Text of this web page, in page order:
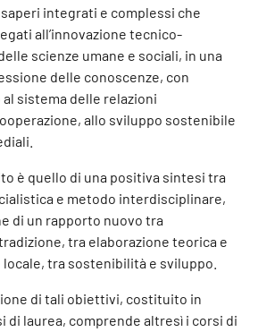
integrati e complessi che
all’innovazione tecnico-
scienze umane e sociali, in una
delle conoscenze, con
sistema delle relazioni
allo sviluppo sostenibile
è quello di una positiva sintesi tra
e metodo interdisciplinare,
di un rapporto nuovo tra
tra elaborazione teorica e
tra sostenibilità e sviluppo.
di tali obiettivi, costituito in
di laurea, comprende altresì i corsi di